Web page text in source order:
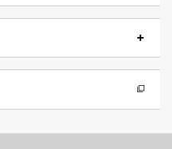
やさしいたたずまいのプランタ